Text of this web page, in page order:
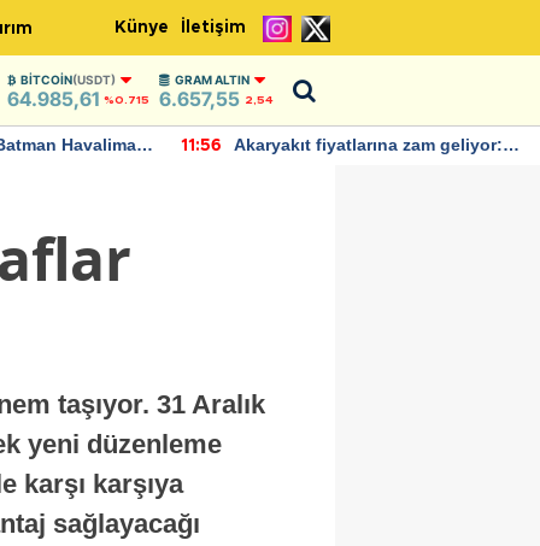
Künye İletişim
BITCOIN(USDT)
64.985,61 %0.715
GRAM ALTIN
6.657,55 2,54
Havalimanı
11:56
Akaryakıt fiyatlarına zam geliyor:
taşıyor. 31 Aralık
yeni düzenleme
karşı karşıya
sağlayacağı